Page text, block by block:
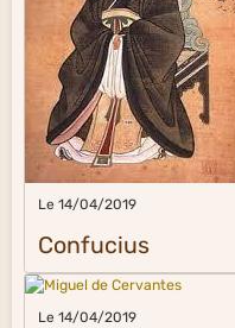
Le 14/04/2019
Confucius
Le 14/04/2019